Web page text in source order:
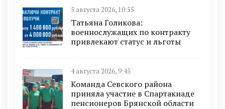
5 августа 2026, 10:55
Татьяна Голикова:
военнослужащих по контракту
привлекают статус и льготы
4 августа 2026, 9:45
Команда Севского района
приняла участие в Спартакиаде
пенсионеров Брянской области